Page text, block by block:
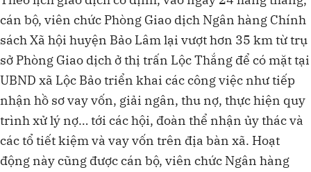
cán bộ, viên chức Phòng Giao dịch Ngân hàng Chính
sách Xã hội huyện Bảo Lâm lại vượt hơn 35 km từ trụ
sở Phòng Giao dịch ở thị trấn Lộc Thắng để có mặt tại
UBND xã Lộc Bảo triển khai các công việc như tiếp
nhận hồ sơ vay vốn, giải ngân, thu nợ, thực hiện quy
trình xử lý nợ… tới các hội, đoàn thể nhận ủy thác và
các tổ tiết kiệm và vay vốn trên địa bàn xã. Hoạt
động này cũng được cán bộ, viên chức Ngân hàng